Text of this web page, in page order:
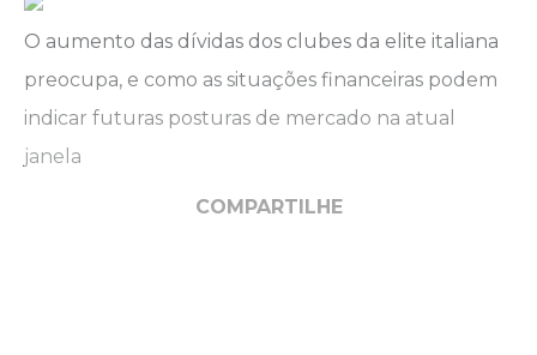
O aumento das dívidas dos clubes da elite italiana
preocupa, e como as situações financeiras podem
indicar futuras posturas de mercado na atual
janela
COMPARTILHE